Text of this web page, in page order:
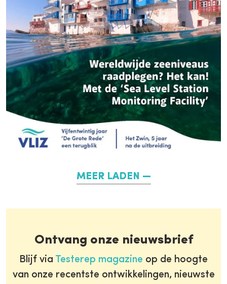
MEER LADEN
Ontvang onze nieuwsbrief
Blijf via Testerep magazine op de hoogte
van onze recentste ontwikkelingen, nieuwste